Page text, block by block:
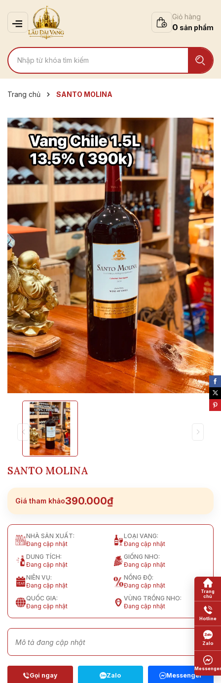
Giỏ hàng
0
Trang chủ SANTO MOLINA
SANTO MOLINA
Giá tham khảo390.000₫
NHÀ SẢN XUẤT:
Đang cập nhật
LOẠI VANG:
Đang cập nhật
DUNG TÍCH:
Đang cập nhật
GIỐNG NHO:
Đang cập nhật
NIÊN VỤ:
Đang cập nhật
NỒNG ĐỘ:
Đang cập nhật
QUỐC GIA:
Đang cập nhật
VÙNG TRỒNG NHO:
Đang cập nhật
Mô tả đang cập nhật